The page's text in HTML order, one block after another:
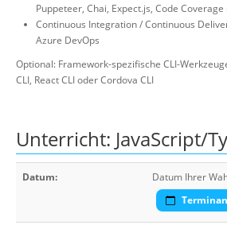
Puppeteer, Chai, Expect.js, Code
Continuous Integration / Continuous
Azure DevOps
Optional: Framework-spezifische CLI-
CLI, React CLI oder Cordova CLI
Unterricht: JavaScript/
Datum:
Datum Ihrer